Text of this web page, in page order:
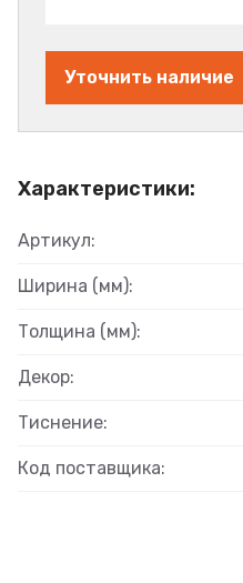
Характеристики:
Артикул:
Ширина (мм):
Толщина (мм):
Декор:
Тиснение:
Код поставщика:
Уточнить наличие